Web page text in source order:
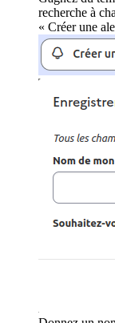
recherche à
« Créer une